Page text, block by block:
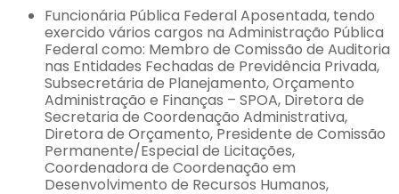
Funcionária Pública Federal Aposentada, tendo
exercido vários cargos na Administração Pública
Federal como: Membro de Comissão de Auditoria
nas Entidades Fechadas de Previdência Privada,
Subsecretária de Planejamento, Orçamento
Administração e Finanças – SPOA, Diretora de
Secretaria de Coordenação Administrativa,
Diretora de Orçamento, Presidente de Comissão
Permanente/Especial de Licitações,
Coordenadora de Coordenação em
Desenvolvimento de Recursos Humanos,